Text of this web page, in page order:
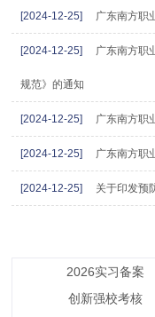
[2024-12-25] 广东南方职
[2024-12-25] 广东南方职
规范》的通知
[2024-12-25] 广东南方职
[2024-12-25] 广东南方职
[2024-12-25] 关于印发预
2026实习备案
创新强校考核